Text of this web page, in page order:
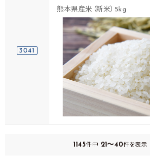
3041
熊本県産米（新米）5kg
1145件中 21～40件を表示